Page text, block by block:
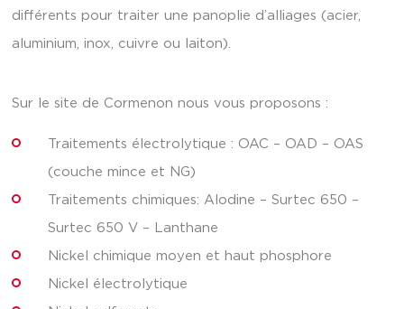
différents pour traiter une panoplie d’alliages (acier,
aluminium, inox, cuivre ou laiton).
Sur le site de Cormenon nous vous proposons :
Traitements électrolytique : OAC – OAD – OAS
(couche mince et NG)
Traitements chimiques: Alodine – Surtec 650 –
Surtec 650 V – Lanthane
Nickel chimique moyen et haut phosphore
Nickel électrolytique